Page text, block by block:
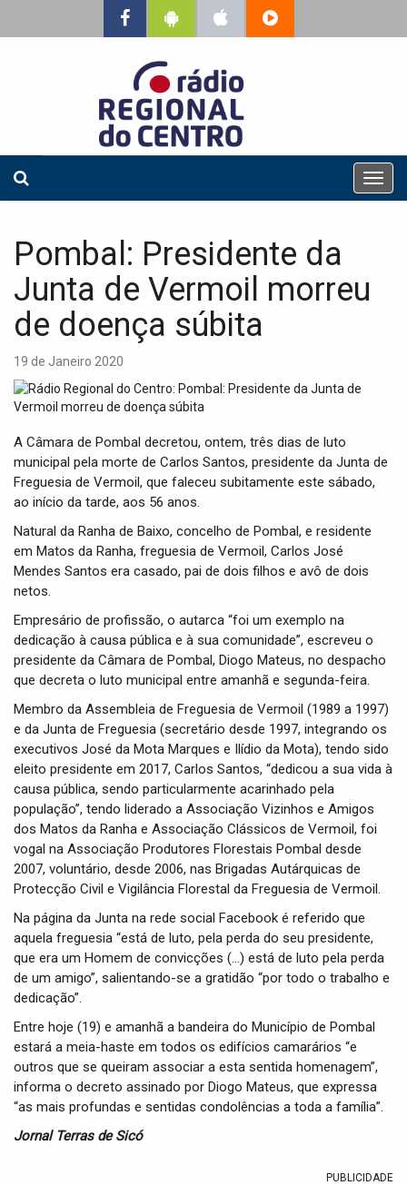
T
o
n
Pombal: Presidente da
Junta de Vermoil morreu
de doença súbita
19 de Janeiro 2020
A Câmara de Pombal decretou, ontem, três dias de luto
municipal pela morte de Carlos Santos, presidente da Junta de
Freguesia de Vermoil, que faleceu subitamente este sábado,
ao início da tarde, aos 56 anos.
Natural da Ranha de Baixo, concelho de Pombal, e residente
em Matos da Ranha, freguesia de Vermoil, Carlos José
Mendes Santos era casado, pai de dois filhos e avô de dois
netos.
Empresário de profissão, o autarca “foi um exemplo na
dedicação à causa pública e à sua comunidade”, escreveu o
presidente da Câmara de Pombal, Diogo Mateus, no despacho
que decreta o luto municipal entre amanhã e segunda-feira.
Membro da Assembleia de Freguesia de Vermoil (1989 a 1997)
e da Junta de Freguesia (secretário desde 1997, integrando os
executivos José da Mota Marques e Ilídio da Mota), tendo sido
eleito presidente em 2017, Carlos Santos, “dedicou a sua vida à
causa pública, sendo particularmente acarinhado pela
população”, tendo liderado a Associação Vizinhos e Amigos
dos Matos da Ranha e Associação Clássicos de Vermoil, foi
vogal na Associação Produtores Florestais Pombal desde
2007, voluntário, desde 2006, nas Brigadas Autárquicas de
Protecção Civil e Vigilância Florestal da Freguesia de Vermoil.
Na página da Junta na rede social Facebook é referido que
aquela freguesia “está de luto, pela perda do seu presidente,
que era um Homem de convicções (…) está de luto pela perda
de um amigo”, salientando-se a gratidão “por todo o trabalho e
dedicação”.
Entre hoje (19) e amanhã a bandeira do Município de Pombal
estará a meia-haste em todos os edifícios camarários “e
outros que se queiram associar a esta sentida homenagem”,
informa o decreto assinado por Diogo Mateus, que expressa
“as mais profundas e sentidas condolências a toda a família”.
Jornal Terras de Sicó
PUBLICIDADE